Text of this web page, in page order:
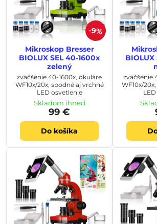
9%
Mikroskop Bresser
BIOLUX SEL 40-1600x
zelený
zväčšenie 40-1600x, okuláre
WF10x/20x, spodné aj vrchné
LED osvetlenie
Skladom ihneď
99 €
Do košíka
BIOLUX
zväčšenie
WF10x/